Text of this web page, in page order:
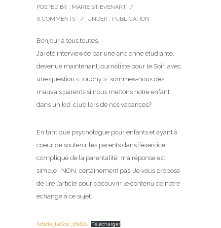
POSTED BY : MARIE STIEVENART /
0 COMMENTS
/ UNDER : PUBLICATION
Bonjour à tous.toutes,
J’ai été interviewée par une ancienne étudiante,
devenue maintenant journaliste pour le Soir, avec
une question « touchy »: sommes-nous des
mauvais parents si nous mettons notre enfant
dans un kid-club lors de nos vacances?
En tant que psychologue pour enfants et ayant à
coeur de soutenir les parents dans l’exercice
compliqué de la parentalité, ma réponse est
simple : NON, certainement pas! Je vous propose
de lire l’article pour découvrir le contenu de notre
échange à ce sujet.
Article_LeSoir_160822 Télécharger